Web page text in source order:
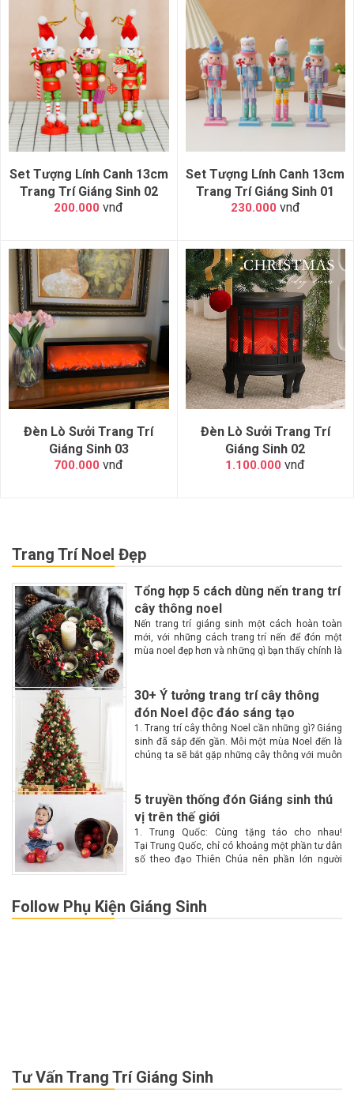
Set Tượng Lính Canh 13cm
Trang Trí Giáng Sinh 02
200.000 vnđ
Set Tượng Lính Canh 13cm
Trang Trí Giáng Sinh 01
230.000 vnđ
Đèn Lò Sưởi Trang Trí
Giáng Sinh 03
700.000 vnđ
Đèn Lò Sưởi Trang Trí
Giáng Sinh 02
1.100.000 vnđ
Trang Trí Noel Đẹp
Tổng hợp 5 cách dùng nến trang trí
cây thông noel
Nến trang trí giáng sinh một cách hoàn toàn
mới, với những cách trang trí nến để đón một
mùa noel đẹp hơn và những gì bạn thấy chính là
30+ Ý tưởng trang trí cây thông
đón Noel độc đáo sáng tạo
1. Trang trí cây thông Noel cần những gì? Giáng
sinh đã sắp đến gần. Mỗi một mùa Noel đến là
chúng ta sẽ bắt gặp những cây thông với muôn
5 truyền thống đón Giáng sinh thú
vị trên thế giới
1. Trung Quốc: Cùng tặng táo cho nhau!
Tại Trung Quốc, chỉ có khoảng một phần tư dân
số theo đạo Thiên Chúa nên phần lớn người
Follow Phụ Kiện Giáng Sinh
Tư Vấn Trang Trí Giáng Sinh